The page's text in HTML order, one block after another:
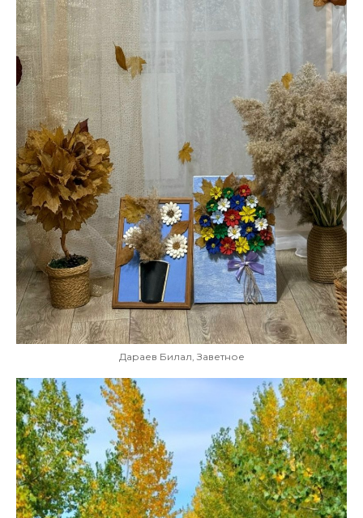
Дараев Билал, Заветное